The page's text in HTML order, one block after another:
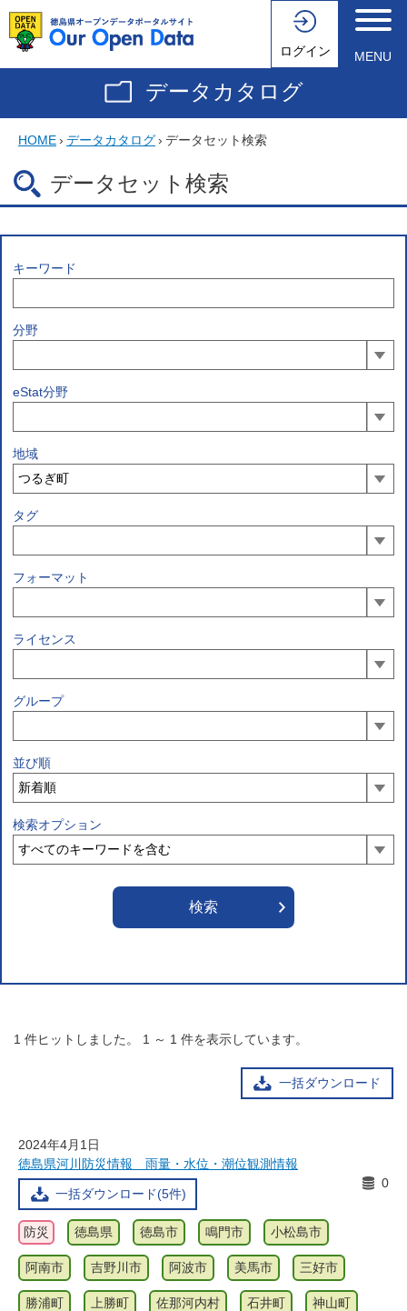
ログイン MENU
データカタログ
HOME› データカタログ› データセット検索
データセット検索
キーワード
分野
eStat分野
地域
タグ
フォーマット
ライセンス
グループ
並び順
検索オプション
1 件ヒットしました。 1 ～ 1 件を表示しています。
一括ダウンロード
2024年4月1日
徳島県河川防災情報 雨量・水位・潮位観測情報
一括ダウンロード(5件)
0
防災 徳島県 徳島市 鳴門市 小松島市
阿南市 吉野川市 阿波市 美馬市 三好市
勝浦町 上勝町 佐那河内村 石井町 神山町